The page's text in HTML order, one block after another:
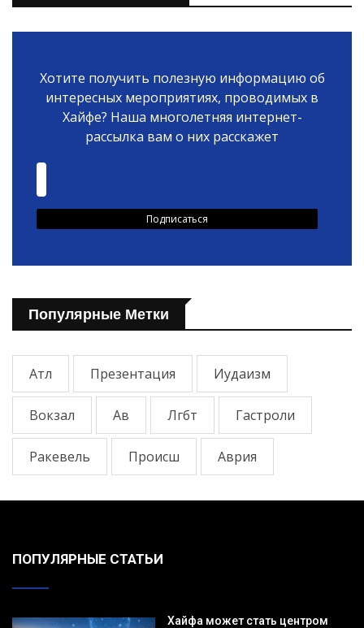
Хотите получить полезную информацию об
интересных мероприятиях, проводимых в
Хайфе? Наша многолетняя интернет-
рассылка вам о них расскажет
Популярные Метки
Атл Презентация Иудаизм
Вокзал Ав Лгбт Гастроли
Ракевель Происш Аврия
ПОПУЛЯРНЫЕ СТАТЬИ
Хайфа может стать центром